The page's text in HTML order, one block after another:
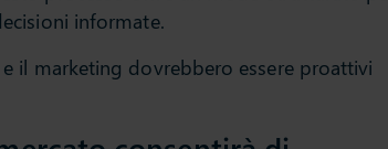
informate.
il marketing dovrebbero essere proattivi